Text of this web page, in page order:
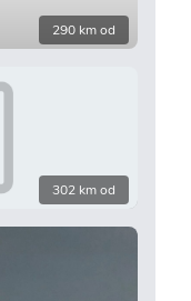
290 km od
302 km od